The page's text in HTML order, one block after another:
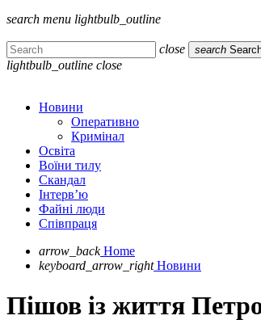
search menu lightbulb_outline
close search
lightbulb_outline close
Новини
Оперативно
Кримінал
Освіта
Воїни тилу
Скандал
Інтерв’ю
Файні люди
Співпраця
arrow_back Home
keyboard_arrow_right Новини
Пішов із життя